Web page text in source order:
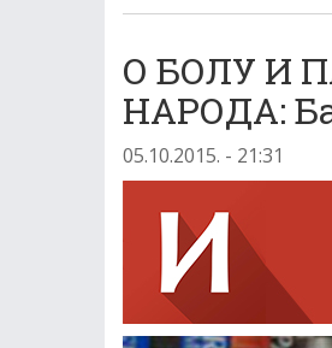
О БОЛУ И
НАРОДА:
05.10.2015. - 21:31